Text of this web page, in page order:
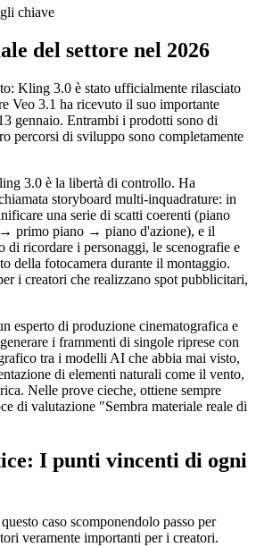
chiave
del settore nel 2026
Kling 3.0 è stato ufficialmente rilasciato
Veo 3.1 ha ricevuto il suo importante
gennaio. Entrambi i prodotti sono di
percorsi di sviluppo sono completamente
3.0 è la libertà di controllo. Ha
storyboard multi-inquadrature: in
una serie di scatti coerenti (piano
→ primo piano → piano d'azione), e il
di ricordare i personaggi, le scenografie e
della fotocamera durante il montaggio.
i creatori che realizzano spot pubblicitari,
esperto di produzione cinematografica e
i frammenti di singole riprese con
tra i modelli AI che abbia mai visto,
di elementi naturali come il vento,
Nelle prove cieche, ottiene sempre
di valutazione "Sembra materiale reale di
I punti vincenti di ogni
caso scomponendolo passo per
veramente importanti per i creatori.